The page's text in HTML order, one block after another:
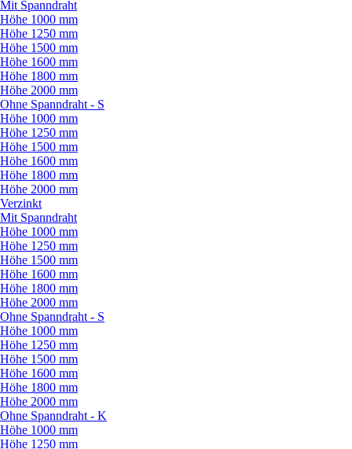
Mit Spanndraht
Höhe 1000 mm
Höhe 1250 mm
Höhe 1500 mm
Höhe 1600 mm
Höhe 1800 mm
Höhe 2000 mm
Ohne Spanndraht - S
Höhe 1000 mm
Höhe 1250 mm
Höhe 1500 mm
Höhe 1600 mm
Höhe 1800 mm
Höhe 2000 mm
Verzinkt
Mit Spanndraht
Höhe 1000 mm
Höhe 1250 mm
Höhe 1500 mm
Höhe 1600 mm
Höhe 1800 mm
Höhe 2000 mm
Ohne Spanndraht - S
Höhe 1000 mm
Höhe 1250 mm
Höhe 1500 mm
Höhe 1600 mm
Höhe 1800 mm
Höhe 2000 mm
Ohne Spanndraht - K
Höhe 1000 mm
Höhe 1250 mm